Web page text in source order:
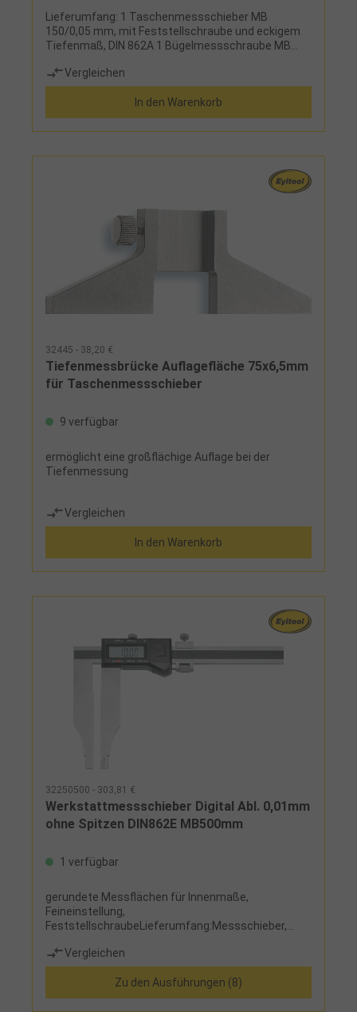
Lieferumfang: 1 Taschenmessschieber MB
150/0,05 mm, mit Feststellschraube und eckigem
Tiefenmaß, DIN 862A 1 Bügelmessschraube MB
863 1 Haarwinkel 100 mm x 70 mm, rostfrei, DIN
875/00 1 biegsamer Stahlmaßstab 150 mm, DIN
2968/II im Holzetui mit Schaumstoffeinlage
Vergleichen
In den Warenkorb
32445 - 38,20 €
Tiefenmessbrücke Auflagefläche 75x6,5mm
für Taschenmessschieber
9 verfügbar
ermöglicht eine großflächige Auflage bei der
Tiefenmessung
Vergleichen
In den Warenkorb
32250500 - 303,81 €
Werkstattmessschieber Digital Abl. 0,01mm
ohne Spitzen DIN862E MB500mm
1 verfügbar
gerundete Messflächen für Innenmaße,
Feineinstellung,
FeststellschraubeLieferumfang:Messschieber,
Vergleichen
Zu den Ausführungen (8)